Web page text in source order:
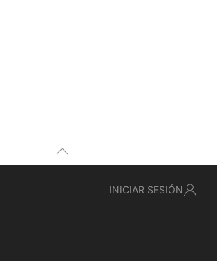
INICIAR SESIÓN